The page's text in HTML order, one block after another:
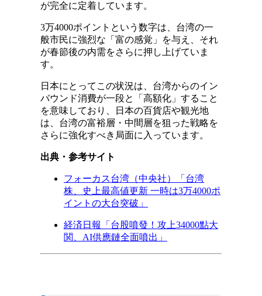
が完全に定着しています。
3万4000ポイントという数字は、台湾の一
般市民に強烈な「富の感覚」を与え、それ
が春節後の内需をさらに押し上げていま
す。
日本にとってこの状況は、台湾からのイン
バウンド消費が一段と「高額化」すること
を意味しており、日本の百貨店や観光地
は、台湾の富裕層・中間層を狙った戦略を
さらに強化すべき局面に入っています。
出典・参考サイト
フォーカス台湾（中央社）「台湾
株、史上最高値更新 一時は3万4000ポ
イントの大台突破」
経済日報「台股噴發！攻上34000點大
関、AI供應鏈全面噴出」